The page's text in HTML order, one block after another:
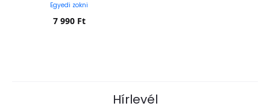
Egyedi zokni
7 990 Ft
Hírlevél